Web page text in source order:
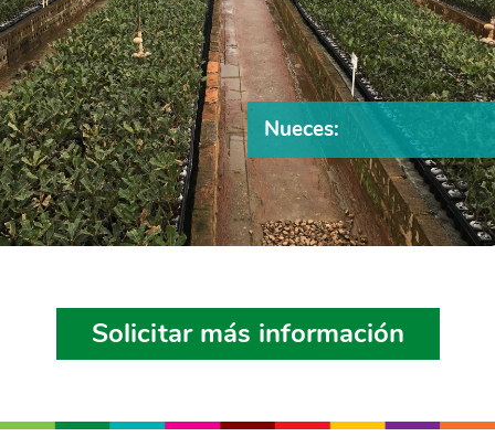
Nueces:
Solicitar más información